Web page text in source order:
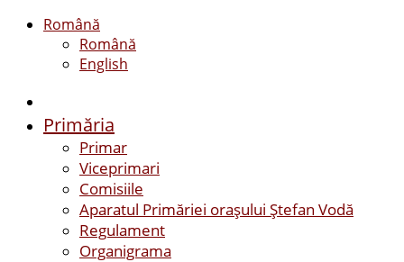
Română
Română
English
Primăria
Primar
Viceprimari
Comisiile
Aparatul Primăriei orașului Ștefan Vodă
Regulament
Organigrama